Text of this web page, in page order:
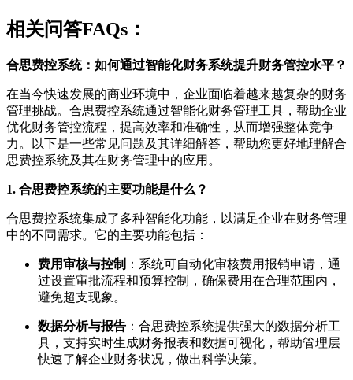
相关问答FAQs：
合思费控系统：如何通过智能化财务系统提升财务管控水平？
在当今快速发展的商业环境中，企业面临着越来越复杂的财务
管理挑战。合思费控系统通过智能化财务管理工具，帮助企业
优化财务管控流程，提高效率和准确性，从而增强整体竞争
力。以下是一些常见问题及其详细解答，帮助您更好地理解合
思费控系统及其在财务管理中的应用。
1. 合思费控系统的主要功能是什么？
合思费控系统集成了多种智能化功能，以满足企业在财务管理
中的不同需求。它的主要功能包括：
费用审核与控制 ：系统可自动化审核费用报销申请，通
过设置审批流程和预算控制，确保费用在合理范围内，
避免超支现象。
数据分析与报告 ：合思费控系统提供强大的数据分析工
具，支持实时生成财务报表和数据可视化，帮助管理层
快速了解企业财务状况，做出科学决策。